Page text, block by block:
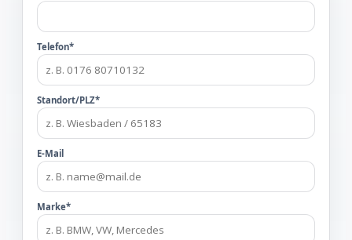
Telefon*
Standort/PLZ*
E-Mail
Marke*